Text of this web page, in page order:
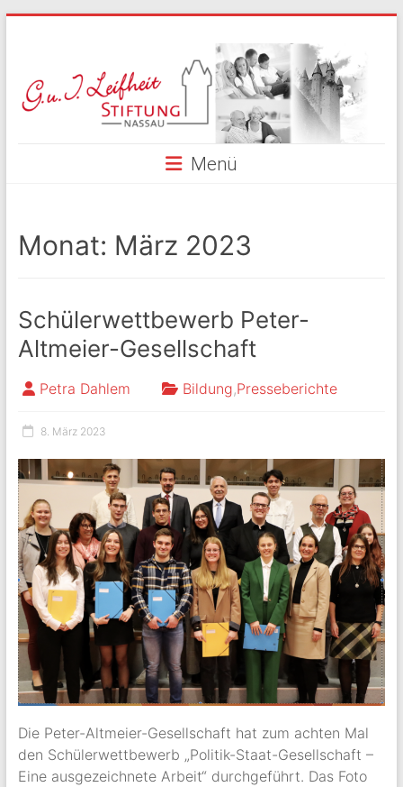
und
I.
Menü
Monat: März 2023
Schülerwettbewerb Peter-
Altmeier-Gesellschaft
Petra Dahlem Bildung,Presseberichte
8. März 2023
Die Peter-Altmeier-Gesellschaft hat zum achten Mal
den Schülerwettbewerb „Politik-Staat-Gesellschaft –
Eine ausgezeichnete Arbeit“ durchgeführt. Das Foto